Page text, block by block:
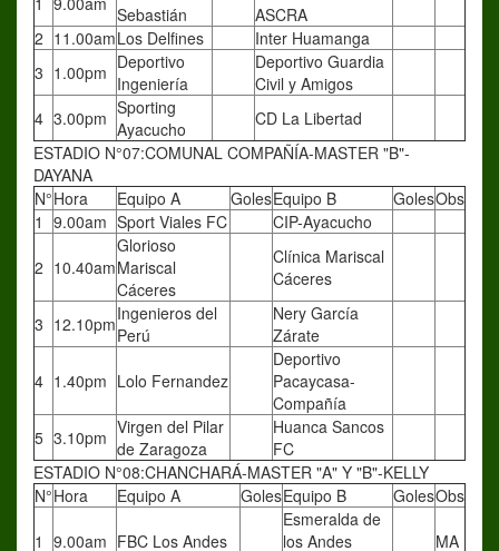
Sebastián
ASCRA
2 11.00amLos Delfines
Inter Huamanga
3 1.00pm Deportivo
Ingeniería
Deportivo Guardia
Civil y Amigos
4 3.00pm Sporting
Ayacucho
CD La Libertad
ESTADIO N°07:COMUNAL COMPAÑÍA-MASTER "B"-
DAYANA
N°Hora Equipo A GolesEquipo B GolesObs
1 9.00am Sport Viales FC CIP-Ayacucho
2 10.40am
Glorioso
Mariscal
Cáceres
Clínica Mariscal
Cáceres
3 12.10pmIngenieros del
Perú
Nery García
Zárate
4 1.40pm Lolo Fernandez
Deportivo
Pacaycasa-
Compañía
5 3.10pm Virgen del Pilar
de Zaragoza
Huanca Sancos
FC
ESTADIO N°08:CHANCHARÁ-MASTER "A" Y "B"-KELLY
N°Hora Equipo A GolesEquipo B GolesObs
1 9.00am FBC Los Andes
Esmeralda de
los Andes
MA